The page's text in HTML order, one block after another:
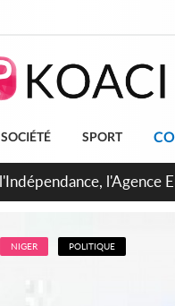
SOCIÉTÉ SPORT
fronde, les agents
NIGER POLITIQUE